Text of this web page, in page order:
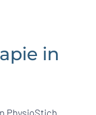
in
PhysioStich